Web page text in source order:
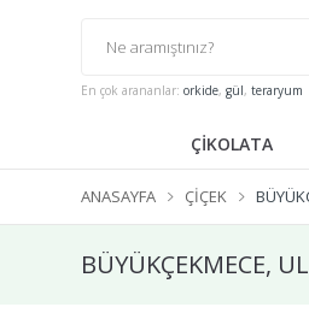
En çok arananlar: orkide, gül, teraryum
ÇİKOLATA
ANASAYFA ÇIÇEK
BÜYÜKÇEKMECE,